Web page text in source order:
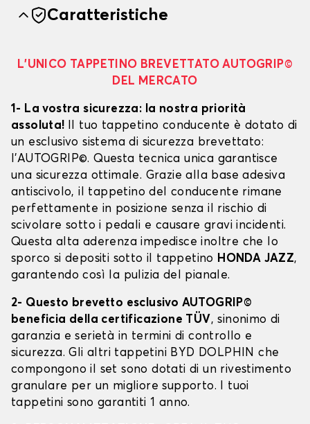
Caratteristiche
L’UNICO TAPPETINO BREVETTATO AUTOGRIP©
DEL MERCATO
1- La vostra sicurezza: la nostra priorità
assoluta! Il tuo tappetino conducente è dotato di
un esclusivo sistema di sicurezza brevettato:
l’AUTOGRIP©. Questa tecnica unica garantisce
una sicurezza ottimale. Grazie alla base adesiva
antiscivolo, il tappetino del conducente rimane
perfettamente in posizione senza il rischio di
scivolare sotto i pedali e causare gravi incidenti.
Questa alta aderenza impedisce inoltre che lo
sporco si depositi sotto il tappetino HONDA JAZZ,
garantendo così la pulizia del pianale.
2- Questo brevetto esclusivo AUTOGRIP©
beneficia della certificazione TÜV, sinonimo di
garanzia e serietà in termini di controllo e
sicurezza. Gli altri tappetini BYD DOLPHIN che
compongono il set sono dotati di un rivestimento
granulare per un migliore supporto. I tuoi
tappetini sono garantiti 1 anno.